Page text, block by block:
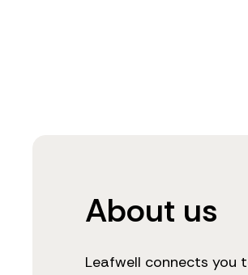
About us
Leafwell connects you